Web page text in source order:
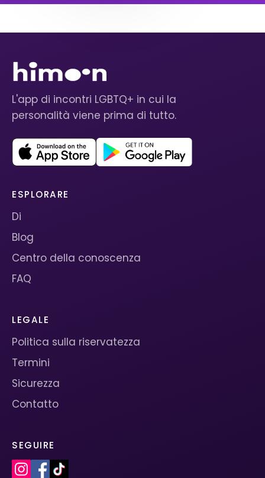
L'app di incontri LGBTQ+ in cui la
personalità viene prima di tutto.
ESPLORARE
Di
Blog
Centro della conoscenza
FAQ
LEGALE
Politica sulla riservatezza
Termini
Sicurezza
Contatto
SEGUIRE